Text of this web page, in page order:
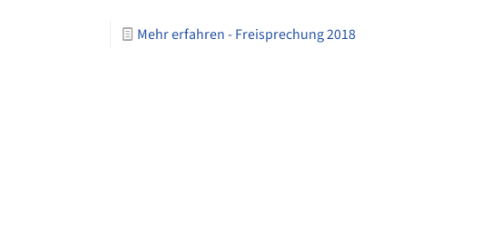
Mehr erfahren- Freisprechung 2018